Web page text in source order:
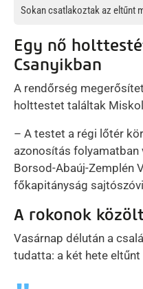
Sokan csatlakoztak az eltűnt
Egy nő
Csanyikban
A rendőrség
holttestet találtak
– A testet a régi lőtér
azonosítás
Borsod-Abaúj-Zemplén
főkapitányság
A rokonok
Vasárnap délután a
tudatta: a két hete